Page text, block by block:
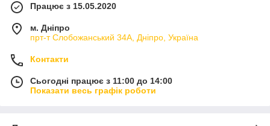
Працює з 15.05.2020
м. Дніпро
прт-т Слобожанський 34А, Дніпро, Україна
Контакти
Сьогодні працює з 11:00 до 14:00
Показати весь графік роботи